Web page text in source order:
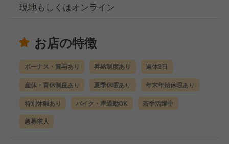
現地もしくはオンライン
お店の特徴
ボーナス・賞与あり 昇給制度あり 週休2日
産休・育休制度あり 夏季休暇あり 年末年始休暇あり
特別休暇あり バイク・車通勤OK 若手活躍中
急募求人